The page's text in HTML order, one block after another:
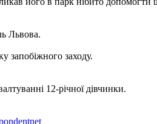
Львова.
запобіжного заходу.
12-річної дівчинки.